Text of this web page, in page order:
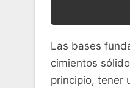
Las bases
cimientos
principio, tener